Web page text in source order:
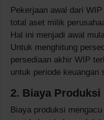
Pekerjaan awal dari
total aset milik
Hal ini menjadi awal
Untuk menghitung
persediaan akhir WIP
untuk periode keuangan
2. Biaya Produksi
Biaya produksi